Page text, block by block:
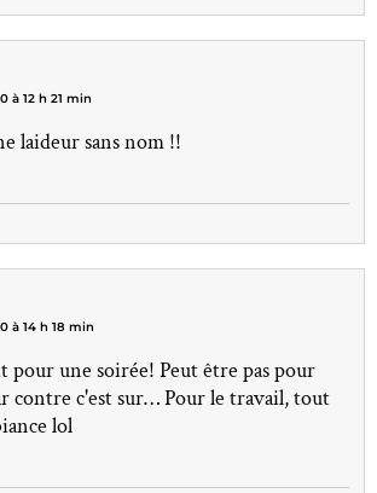
à 12 h 21 min
laideur sans nom !!
à 14 h 18 min
pour une soirée! Peut être pas pour
contre c'est sur… Pour le travail, tout
lol